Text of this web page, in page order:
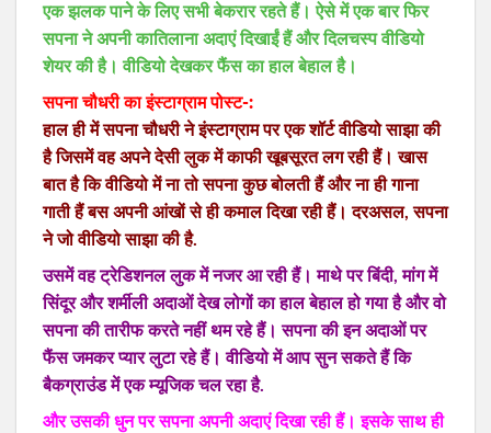
एक झलक पाने के लिए सभी बेकरार रहते हैं। ऐसे में एक बार फिर
सपना ने अपनी कातिलाना अदाएं दिखाईं हैं और दिलचस्प वीडियो
शेयर की है। वीडियो देखकर फैंस का हाल बेहाल है।
सपना चौधरी का इंस्टाग्राम पोस्ट-:
हाल ही में सपना चौधरी ने इंस्टाग्राम पर एक शॉर्ट वीडियो साझा की
है जिसमें वह अपने देसी लुक में काफी खूबसूरत लग रही हैं। खास
बात है कि वीडियो में ना तो सपना कुछ बोलती हैं और ना ही गाना
गाती हैं बस अपनी आंखों से ही कमाल दिखा रही हैं। दरअसल, सपना
ने जो वीडियो साझा की है.
उसमें वह ट्रेडिशनल लुक में नजर आ रही हैं। माथे पर बिंदी, मांग में
सिंदूर और शर्मीली अदाओं देख लोगों का हाल बेहाल हो गया है और वो
सपना की तारीफ करते नहीं थम रहे हैं। सपना की इन अदाओं पर
फैंस जमकर प्यार लुटा रहे हैं। वीडियो में आप सुन सकते हैं कि
बैकग्राउंड में एक म्यूजिक चल रहा है.
और उसकी धुन पर सपना अपनी अदाएं दिखा रही हैं। इसके साथ ही